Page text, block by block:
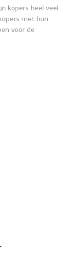
kopers heel veel
met hun
voor de